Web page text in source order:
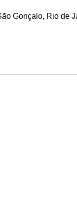
Gonçalo, Rio de